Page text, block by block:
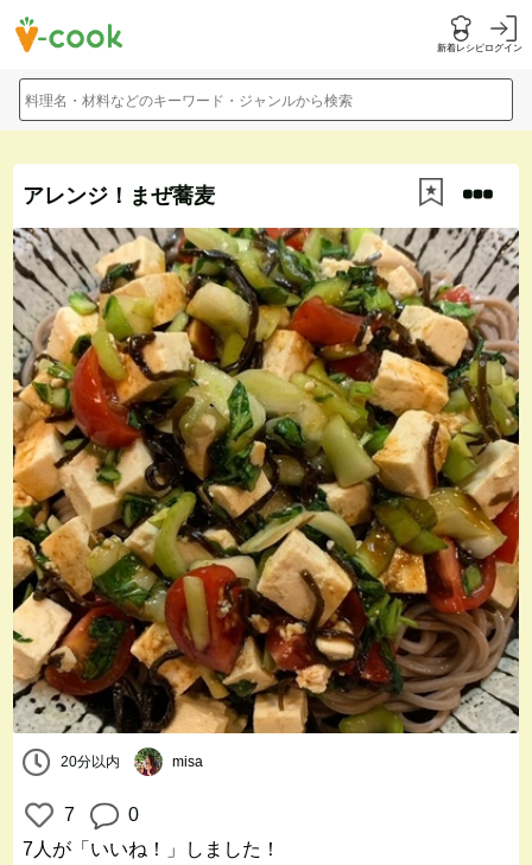
新着レシピログイン
料理名・材料などのキーワード・ジャンルから検索
アレンジ！まぜ蕎麦
20分以内 misa
7
0
7人 が「いいね！」しました！